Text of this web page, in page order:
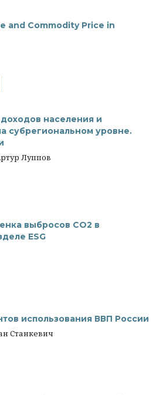
and Commodity Price in
населения и
субрегиональном уровне.
Луппов
выбросов СО2 в
ESG
использования ВВП России
Станкевич